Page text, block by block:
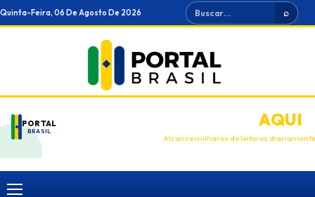
Ir
para
Quinta-Feira, 06 De Agosto De 2026 Buscar ⌕
PORTAL
BRASIL
ANUNCIEAQUI
Alcance milhares de leitores diariamente